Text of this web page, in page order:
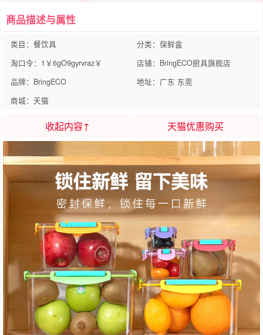
商品描述与属性
类目：餐饮具
分类：保鲜盒
淘口令：1￥6gO9gyrvraz￥
店铺：BringECO厨具旗舰店
品牌：BringECO
地址：广东 东莞
商城：天猫
收起内容↑ 天猫优惠购买